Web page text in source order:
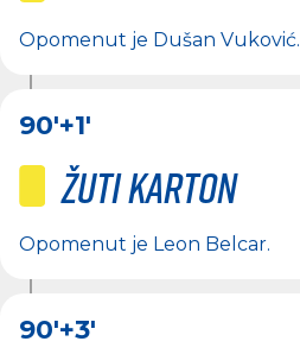
Opomenut je Dušan Vuković.
90'+1'
Žuti karton
Opomenut je Leon Belcar.
90'+3'